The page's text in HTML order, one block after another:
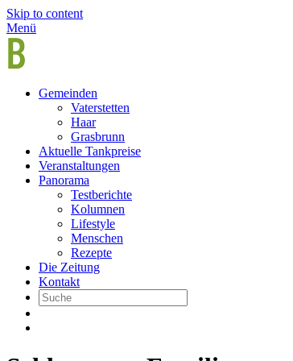
Skip to content
Menü
Gemeinden
Vaterstetten
Haar
Grasbrunn
Aktuelle Tankpreise
Veranstaltungen
Panorama
Testberichte
Kolumnen
Lifestyle
Menschen
Rezepte
Die Zeitung
Kontakt